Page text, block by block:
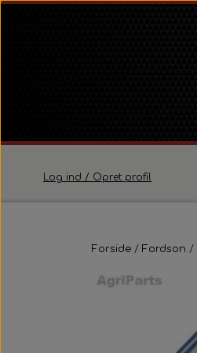
Log ind / Opret profil
Forside Fordson